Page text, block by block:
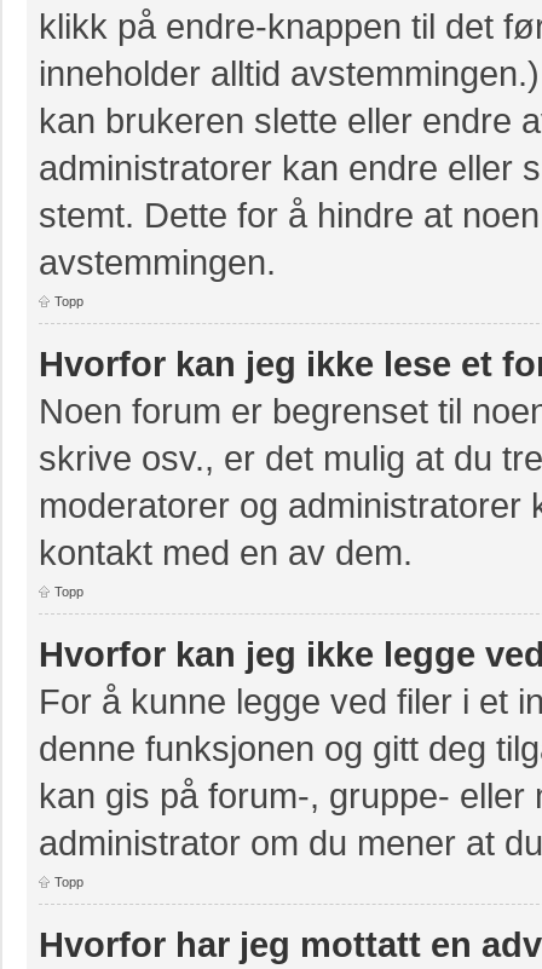
klikk på endre-knappen til det
inneholder alltid
kan brukeren slette eller endre
administratorer kan endre eller
stemt. Dette for å hindre at
avstemmingen.
Topp
Hvorfor kan jeg ikke lese et
Noen forum er begrenset til
skrive osv., er det mulig at du
moderatorer og administratorer
kontakt med en av dem.
Topp
Hvorfor kan jeg ikke legge
For å kunne legge ved filer i et
denne funksjonen og gitt deg
kan gis på forum-, gruppe-
administrator om du mener at
Topp
Hvorfor har jeg mottatt en